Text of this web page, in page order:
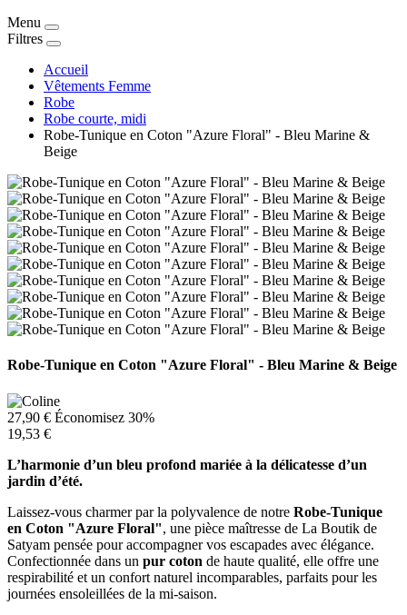
Menu
Filtres
Accueil
Vêtements Femme
Robe
Robe courte, midi
Robe-Tunique en Coton "Azure Floral" - Bleu Marine &
Beige
Robe-Tunique en Coton "Azure Floral" - Bleu Marine & Beige
27,90 € Économisez 30%
19,53 €
L’harmonie d’un bleu profond mariée à la délicatesse d’un
jardin d’été.
Laissez-vous charmer par la polyvalence de notre Robe-Tunique
en Coton "Azure Floral", une pièce maîtresse de La Boutik de
Satyam pensée pour accompagner vos escapades avec élégance.
Confectionnée dans un pur coton de haute qualité, elle offre une
respirabilité et un confort naturel incomparables, parfaits pour les
journées ensoleillées de la mi-saison.